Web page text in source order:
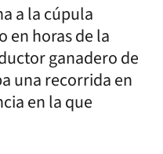
a la cúpula
en horas de la
ganadero de
una recorrida en
en la que